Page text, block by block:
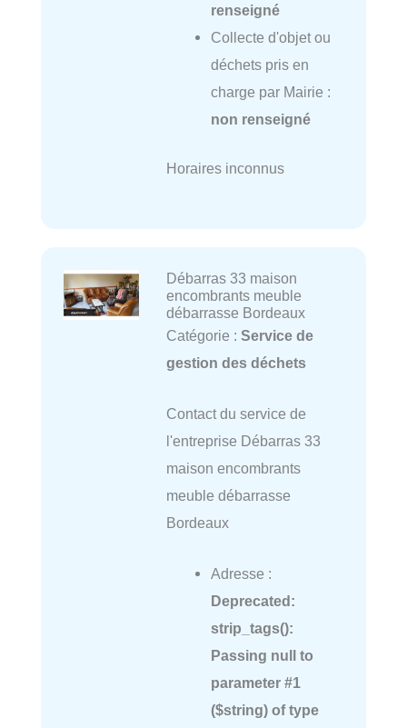
renseigné
Collecte d'objet ou
déchets pris en
charge par Mairie :
non renseigné
Horaires inconnus
Débarras 33 maison
encombrants meuble
débarrasse Bordeaux
Catégorie : Service de
gestion des déchets
Contact du service de
l'entreprise Débarras 33
maison encombrants
meuble débarrasse
Bordeaux
Adresse :
Deprecated:
strip_tags():
Passing null to
parameter #1
($string) of type